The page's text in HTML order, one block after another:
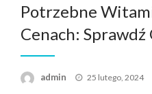
Potrzebne
Cenach:
admin
Opublikowane
25 lutego, 2024